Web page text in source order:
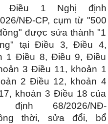
Điều 1 Nghị định
NĐ-CP, cụm từ "500
được sửa thành "1
tại Điều 3, Điều 4,
1 Điều 8, Điều 9, Điều
3 Điều 11, khoản 1
2 Điều 12, khoản 4
khoản 3 Điều 18 của
định 68/2026/NĐ-
thời, sửa đổi, bổ